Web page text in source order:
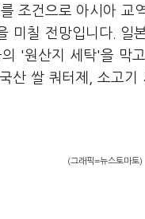
조건으로 아시아 교
미칠 전망입니다. 일
'원산지 세탁'을 막
산 쌀 쿼터제, 소고기
(그래픽=뉴스토마토)